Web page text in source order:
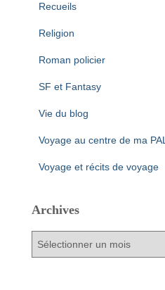
Recueils
Religion
Roman policier
SF et Fantasy
Vie du blog
Voyage au centre de ma PAL
Voyage et récits de voyage
Archives